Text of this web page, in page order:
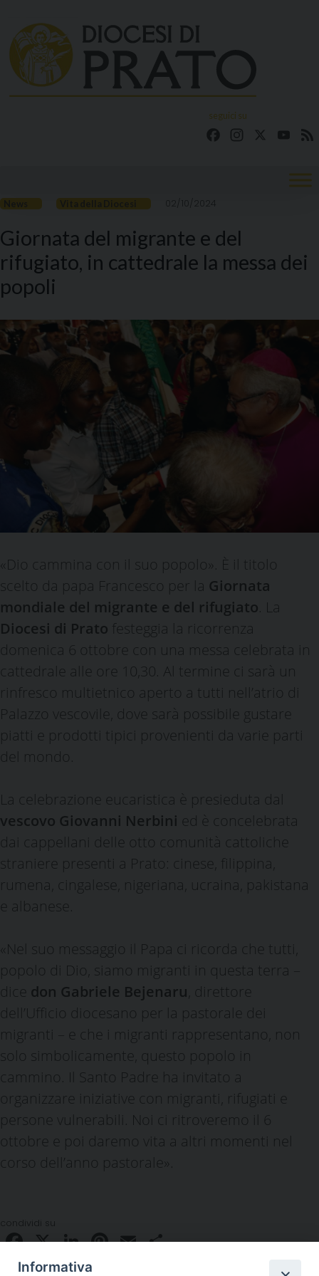
content
seguici su
FacebookInstagram
Giornata del migrante e del
rifugiato, in cattedrale la messa dei
popoli
«Dio cammina con il suo popolo». È il titolo
scelto da papa Francesco per la Giornata
mondiale del migrante e del rifugiato . La
Diocesi di Prato festeggia la ricorrenza
domenica 6 ottobre con una messa celebrata in
cattedrale alle ore 10,30. Al termine ci sarà un
rinfresco multietnico aperto a tutti nell’atrio di
Palazzo vescovile, dove sarà possibile gustare
piatti e prodotti tipici provenienti da varie parti
del mondo.
La celebrazione eucaristica è presieduta dal
vescovo Giovanni Nerbini ed è concelebrata
dai cappellani delle otto comunità cattoliche
straniere presenti a Prato: cinese, filippina,
rumena, cingalese, nigeriana, ucraina, pakistana
e albanese.
«Nel suo messaggio il Papa ci ricorda che tutti,
popolo di Dio, siamo migranti in questa terra –
dice don Gabriele Bejenaru , direttore
dell’Ufficio diocesano per la pastorale dei
migranti – e che i migranti rappresentano, non
solo simbolicamente, questo popolo in
cammino. Il Santo Padre ha invitato a
organizzare iniziative con migranti, rifugiati e
persone vulnerabili. Noi ci ritroveremo il 6
ottobre e poi daremo vita a altri momenti nel
corso dell’anno pastorale».
condividi su
Facebook
X LinkedIn
Pinterest
EmailCondividi
Informativa